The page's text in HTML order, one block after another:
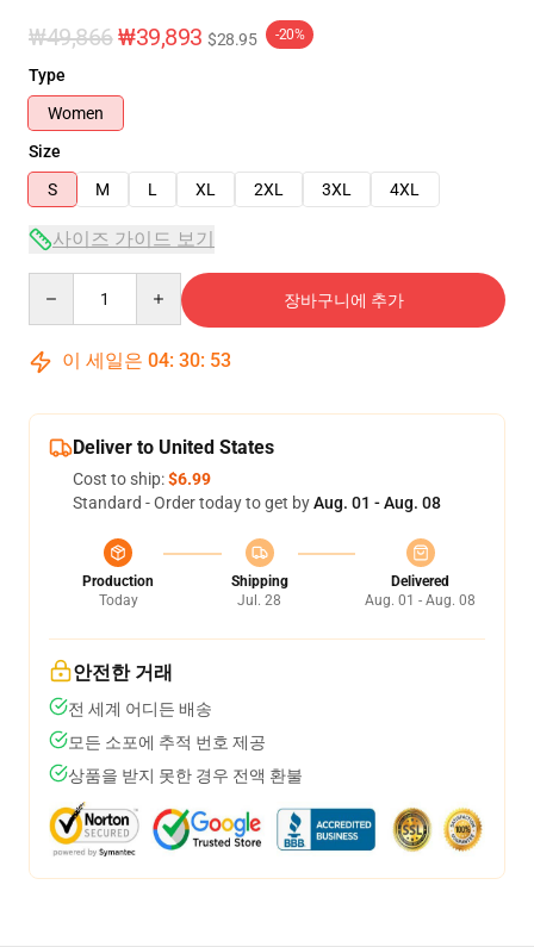
₩49,866₩39,893 $28.95 -20%
Type
Women
Size
S
M L XL 2XL 3XL 4XL
사이즈 가이드 보기
장바구니에 추가
이 세일은 04: 30: 53
Deliver to United States
Cost to ship:$6.99
Standard - Order today to get byAug. 01 - Aug. 08
Production
Today
Shipping
Jul. 28
Delivered
Aug. 01 - Aug. 08
안전한 거래
전 세계 어디든 배송
모든 소포에 추적 번호 제공
상품을 받지 못한 경우 전액 환불